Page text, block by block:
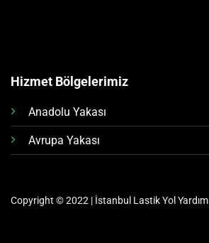
Hizmet Bölgelerimiz
Anadolu Yakası
Avrupa Yakası
Copyright © 2022 | İstanbul Lastik Yol Yardım